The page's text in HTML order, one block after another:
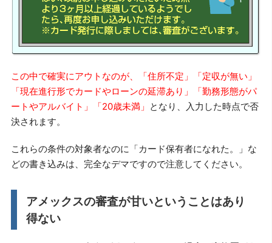
この中で確実にアウトなのが、「住所不定」「定収が無い」
「現在進行形でカードやローンの延滞あり」「勤務形態がパ
ートやアルバイト」「20歳未満」 となり、入力した時点で否
決されます。
これらの条件の対象者なのに「カード保有者になれた。」な
どの書き込みは、完全なデマですので注意してください。
アメックスの審査が甘いということはあり
得ない